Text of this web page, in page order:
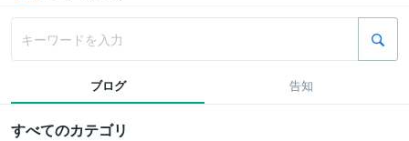
ブログ 告知
すべてのカテゴリ